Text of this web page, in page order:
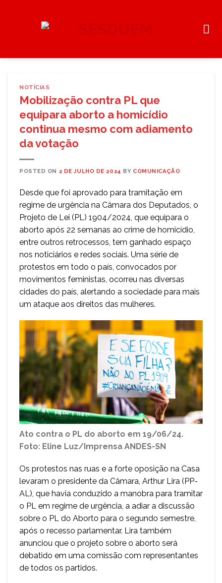
NOTÍCIAS
Mobilização contra PL que
equipara aborto a homicídio
continua mesmo com adiamento
da votação
POSTED ON 2 DE JULHO DE 2024 BY COMUNICAÇÃO
Desde que foi aprovado para tramitação em
regime de urgência na Câmara dos Deputados, o
Projeto de Lei (PL) 1904/2024, que equipara o
aborto após 22 semanas ao crime de homicídio,
entre outros retrocessos, tem ganhado espaço
nos noticiários e redes sociais. Uma série de
protestos em todo o país, convocados por
movimentos feministas, ocorreu nas diversas
cidades do país, alertando a sociedade para mais
um ataque aos direitos das mulheres.
Ato contra o PL do aborto em 19/06/24.
Foto: Eline Luz/Imprensa ANDES-SN
Os protestos nas ruas e a forte oposição na Casa
levaram o presidente da Câmara, Arthur Lira (PP-
AL), que havia conduzido a manobra para tramitar
o PL em regime de urgência, a adiar a discussão
sobre o PL do Aborto para o segundo semestre,
após o recesso parlamentar. Lira também
anunciou que o projeto sobre o aborto será
debatido em uma comissão com representantes
de todos os partidos.